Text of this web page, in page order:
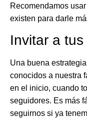
Recomendamos
existen para darle
Invitar a
Una buena
conocidos a nuestra
en el inicio, cuando
seguidores. Es más
seguirnos si ya